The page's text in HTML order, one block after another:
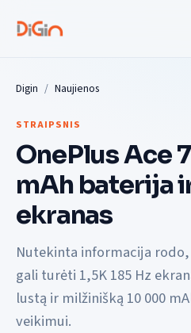
Digin Naujienos
STRAIPSNIS
OnePlus Ace
mAh baterija
ekranas
Nutekinta informacija rodo,
gali turėti 1,5K 185 Hz
lustą ir milžinišką 10 000
veikimui.